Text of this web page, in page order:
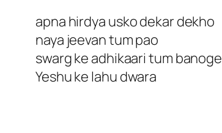
apna hirdya usko dekar dekho
naya jeevan tum pao
swarg ke adhikaari tum banoge
Yeshu ke lahu dwara